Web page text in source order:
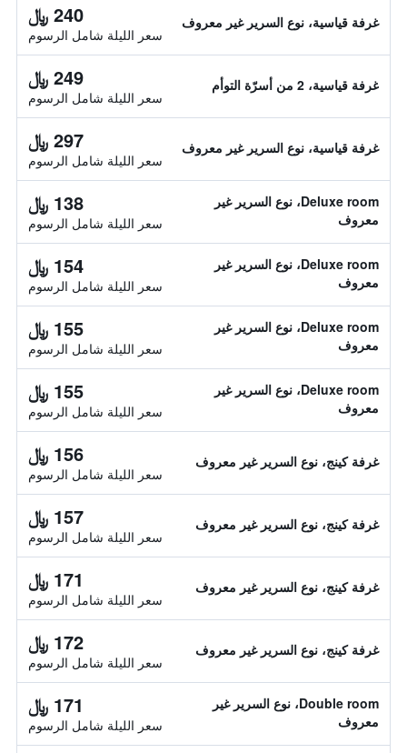
غرفة قياسية، نوع السرير غير معروف 240 ﷼
سعر الليلة شامل الرسوم
غرفة قياسية، 2 من أسرّة التوأم 249 ﷼
سعر الليلة شامل الرسوم
غرفة قياسية، نوع السرير غير معروف 297 ﷼
سعر الليلة شامل الرسوم
Deluxe room، نوع السرير غير
معروف
138 ﷼
سعر الليلة شامل الرسوم
Deluxe room، نوع السرير غير
معروف
154 ﷼
سعر الليلة شامل الرسوم
Deluxe room، نوع السرير غير
معروف
155 ﷼
سعر الليلة شامل الرسوم
Deluxe room، نوع السرير غير
معروف
155 ﷼
سعر الليلة شامل الرسوم
غرفة كينج، نوع السرير غير معروف 156 ﷼
سعر الليلة شامل الرسوم
غرفة كينج، نوع السرير غير معروف 157 ﷼
سعر الليلة شامل الرسوم
غرفة كينج، نوع السرير غير معروف 171 ﷼
سعر الليلة شامل الرسوم
غرفة كينج، نوع السرير غير معروف 172 ﷼
سعر الليلة شامل الرسوم
Double room، نوع السرير غير
معروف
171 ﷼
سعر الليلة شامل الرسوم